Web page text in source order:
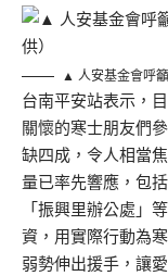
▲ 人安基金會呼
台南平安站表示，
關懷的寒士朋友們
缺四成，令人相當
量已率先響應，包
「振興里辦公處」
資，用實際行動為
弱勢伸出援手，讓